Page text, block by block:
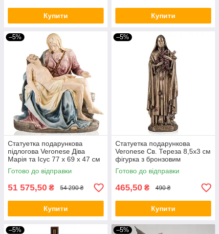
Купити Купити
–5%
Статуетка подарункова
підлогова Veronese Діва
Марія та Ісус 77 х 69 х 47 см
75568VB VE
Готово до відправки
51 575,50 ₴ 54 290 ₴
Купити
–5%
Статуетка подарункова
Veronese Св. Тереза ​​8,5х3 см
фігурка з бронзовим
напиленням 77849 VE
Готово до відправки
465,50 ₴ 490 ₴
Купити
–5% –5%